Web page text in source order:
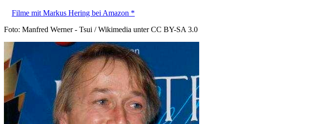
Filme mit Markus Hering bei Amazon *
Foto: Manfred Werner - Tsui / Wikimedia unter CC BY-SA 3.0